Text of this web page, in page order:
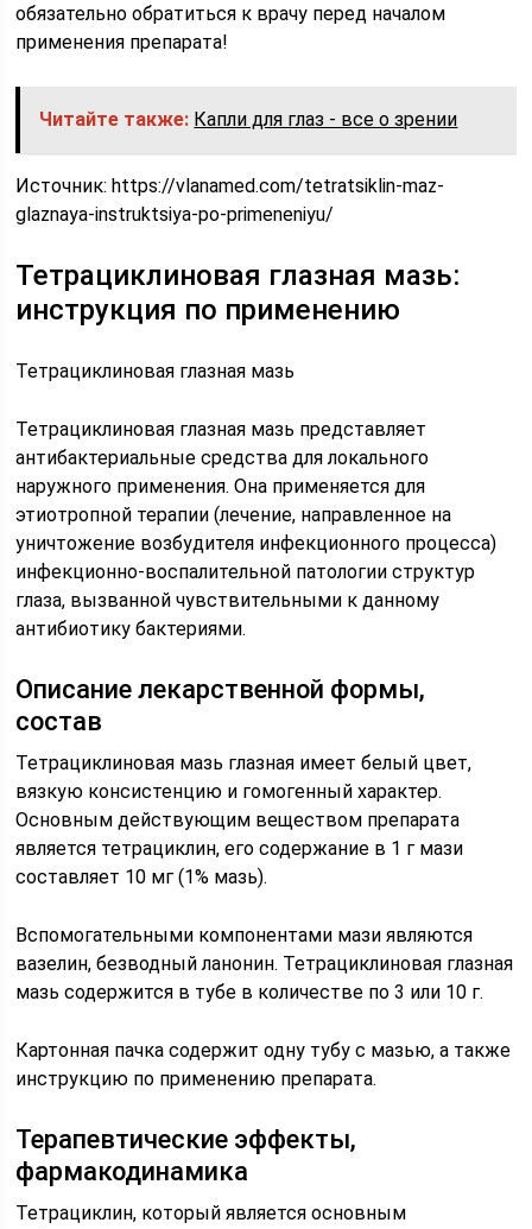
обязательно обратиться к врачу перед началом
применения препарата!
Читайте также: Капли для глаз - все о зрении
Источник:https://vlanamed.com/tetratsiklin-maz-
glaznaya-instruktsiya-po-primeneniyu/
Тетрациклиновая глазная мазь:
инструкция по применению
Тетрациклиновая глазная мазь
Тетрациклиновая глазная мазь представляет
антибактериальные средства для локального
наружного применения. Она применяется для
этиотропной терапии (лечение, направленное на
уничтожение возбудителя инфекционного процесса)
инфекционно-воспалительной патологии структур
глаза, вызванной чувствительными к данному
антибиотику бактериями.
Описание лекарственной формы,
состав
Тетрациклиновая мазь глазная имеет белый цвет,
вязкую консистенцию и гомогенный характер.
Основным действующим веществом препарата
является тетрациклин, его содержание в 1 г мази
составляет 10 мг (1% мазь).
Вспомогательными компонентами мази являются
вазелин, безводный ланонин. Тетрациклиновая глазная
мазь содержится в тубе в количестве по 3 или 10 г.
Картонная пачка содержит одну тубу с мазью, а также
инструкцию по применению препарата.
Терапевтические эффекты,
фармакодинамика
Тетрациклин, который является основным